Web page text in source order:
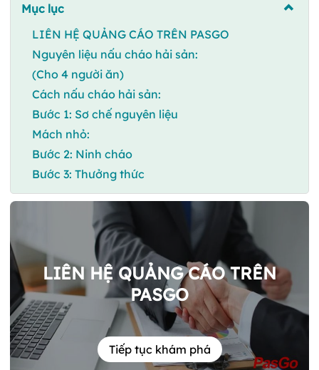
Mục lục
LIÊN HỆ QUẢNG CÁO TRÊN PASGO
Nguyên liệu nấu cháo hải sản:
(Cho 4 người ăn)
Cách nấu cháo hải sản:
Bước 1: Sơ chế nguyên liệu
Mách nhỏ:
Bước 2: Ninh cháo
Bước 3: Thưởng thức
LIÊN HỆ QUẢNG CÁO TRÊN
PASGO
Tiếp tục khám phá